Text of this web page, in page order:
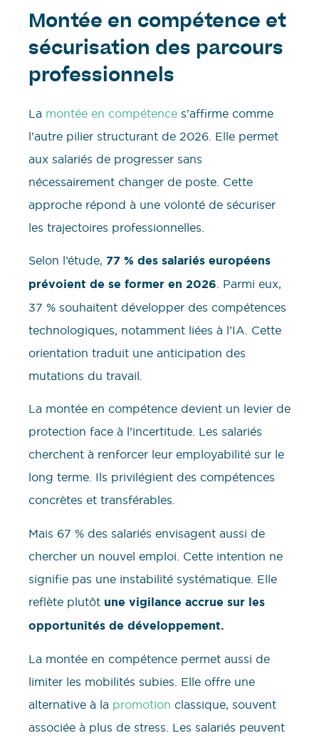
Montée en compétence et
sécurisation des parcours
professionnels
La montée en compétence s’affirme comme
l’autre pilier structurant de 2026. Elle permet
aux salariés de progresser sans
nécessairement changer de poste. Cette
approche répond à une volonté de sécuriser
les trajectoires professionnelles.
Selon l’étude, 77 % des salariés européens
prévoient de se former en 2026 . Parmi eux,
37 % souhaitent développer des compétences
technologiques, notamment liées à l’IA. Cette
orientation traduit une anticipation des
mutations du travail.
La montée en compétence devient un levier de
protection face à l’incertitude. Les salariés
cherchent à renforcer leur employabilité sur le
long terme. Ils privilégient des compétences
concrètes et transférables.
Mais 67 % des salariés envisagent aussi de
chercher un nouvel emploi. Cette intention ne
signifie pas une instabilité systématique. Elle
reflète plutôt une vigilance accrue sur les
opportunités de développement.
La montée en compétence permet aussi de
limiter les mobilités subies. Elle offre une
alternative à la promotion classique, souvent
associée à plus de stress. Les salariés peuvent